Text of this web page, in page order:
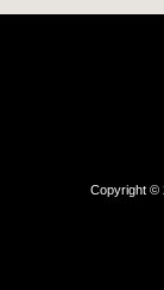
Copyright ©